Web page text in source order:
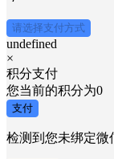
请选择支付方式
undefined
×
积分支付
您当前的积分为0
支付
检测到您未绑定微